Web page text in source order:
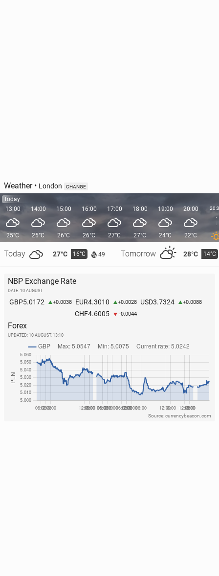
Weather• London CHANGE
Today
13:00
25°C
Today 27°C 16°C 49 Tomorrow 28°C 14°C
14:00
25°C
15:00
26°C
16:00
26°C
17:00
27°C
18:00
27°C
19:00
24°C
20:00
22°C
NBP Exchange Rate
DATE: 10 AUGUST
GBP5.0172 +0.0038 EUR4.3010 +0.0028 USD3.7324 +0.0088
CHF4.6005 -0.0044
Forex
UPDATED: 10 AUGUST, 13:10
Source: currencybeacon.com